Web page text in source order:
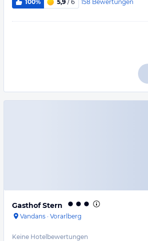
100% 5,9 / 6 158 Bewertungen
Gasthof Stern
Vandans · Vorarlberg
Keine Hotelbewertungen